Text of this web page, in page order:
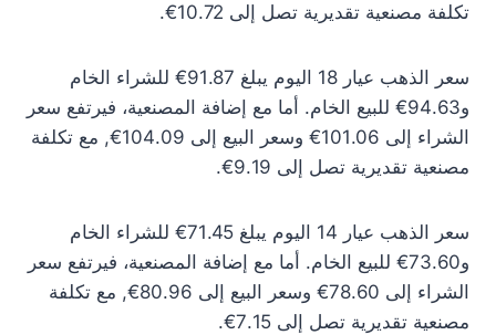
تكلفة مصنعية تقديرية تصل إلى 10.72€.
سعر الذهب عيار 18 اليوم يبلغ 91.87€ للشراء الخام
و94.63€ للبيع الخام. أما مع إضافة المصنعية، فيرتفع سعر
الشراء إلى 101.06€ وسعر البيع إلى 104.09€, مع تكلفة
مصنعية تقديرية تصل إلى 9.19€.
سعر الذهب عيار 14 اليوم يبلغ 71.45€ للشراء الخام
و73.60€ للبيع الخام. أما مع إضافة المصنعية، فيرتفع سعر
الشراء إلى 78.60€ وسعر البيع إلى 80.96€, مع تكلفة
مصنعية تقديرية تصل إلى 7.15€.